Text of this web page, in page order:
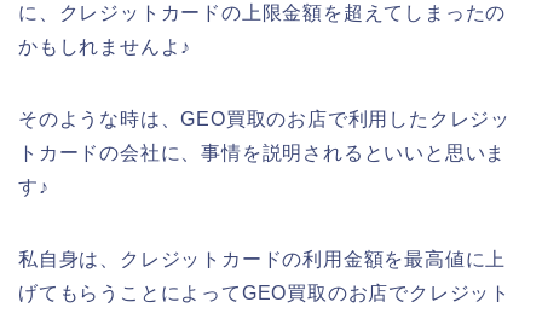
に、クレジットカードの上限金額を超えてしまったの
かもしれませんよ♪
そのような時は、GEO買取のお店で利用したクレジッ
トカードの会社に、事情を説明されるといいと思いま
す♪
私自身は、クレジットカードの利用金額を最高値に上
げてもらうことによってGEO買取のお店でクレジット